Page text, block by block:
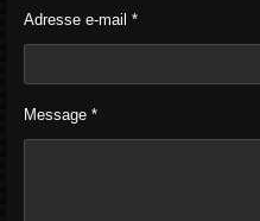
Adresse e-mail *
Message *